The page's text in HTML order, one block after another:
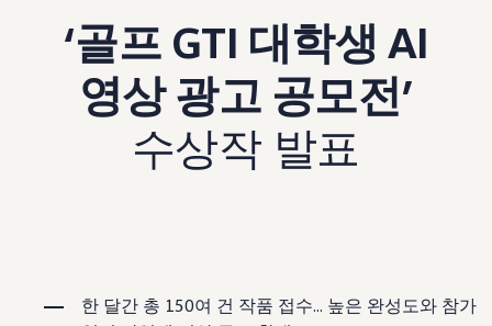
안전 및 편의 사양
오너 & 서비스
My Volkswagen App
온라인 서비스 예약
사고수리 견적 서비스
서비스 및 부품
서비스 플러스
서비스 패키지
ID 서비스
내비게이션 업데이트
‘골프 GTI 대학생 AI
영상 광고 공모전’
수상작 발표
한 달간 총 150여 건 작품 접수... 높은 완성도와 참가